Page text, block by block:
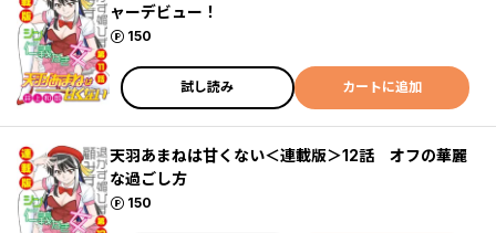
ャーデビュー！
150
ポイント
試し読み カートに追加
天羽あまねは甘くない＜連載版＞12話 オフの華麗
な過ごし方
150
ポイント